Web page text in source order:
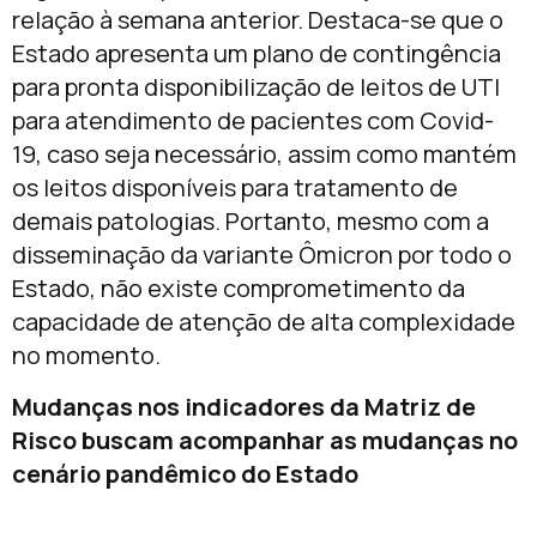
relação à semana anterior. Destaca-se que o
Estado apresenta um plano de contingência
para pronta disponibilização de leitos de UTI
para atendimento de pacientes com Covid-
19, caso seja necessário, assim como mantém
os leitos disponíveis para tratamento de
demais patologias. Portanto, mesmo com a
disseminação da variante Ômicron por todo o
Estado, não existe comprometimento da
capacidade de atenção de alta complexidade
no momento.
Mudanças nos indicadores da Matriz de
Risco buscam acompanhar as mudanças no
cenário pandêmico do Estado